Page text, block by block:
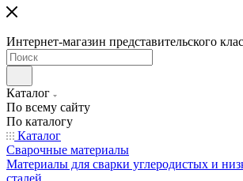
Интернет-магазин представительского
Каталог
По всему сайту
По каталогу
Каталог
Сварочные материалы
Материалы для сварки углеродистых и
сталей